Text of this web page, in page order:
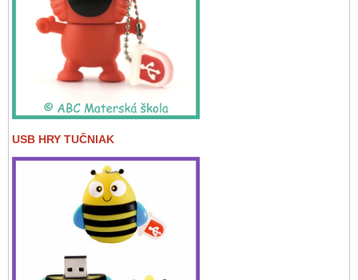
USB HRY TUČNIAK